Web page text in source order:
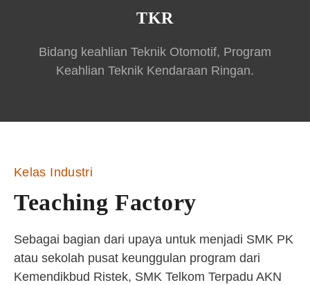
TKR
Bidang keahlian Teknik Otomotif, Program
Keahlian Teknik Kendaraan Ringan.
Kelas Industri
Teaching Factory
Sebagai bagian dari upaya untuk menjadi SMK PK
atau sekolah pusat keunggulan program dari
Kemendikbud Ristek, SMK Telkom Terpadu AKN